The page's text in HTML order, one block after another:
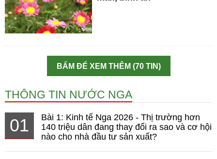
BẤM ĐỂ XEM THÊM (70 TIN)
THÔNG TIN NƯỚC NGA
01
Bài 1: Kinh tế Nga 2026 - Thị trường hơn
140 triệu dân đang thay đổi ra sao và cơ hội
nào cho nhà đầu tư sản xuất?